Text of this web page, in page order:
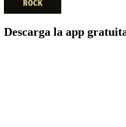
Descarga la app